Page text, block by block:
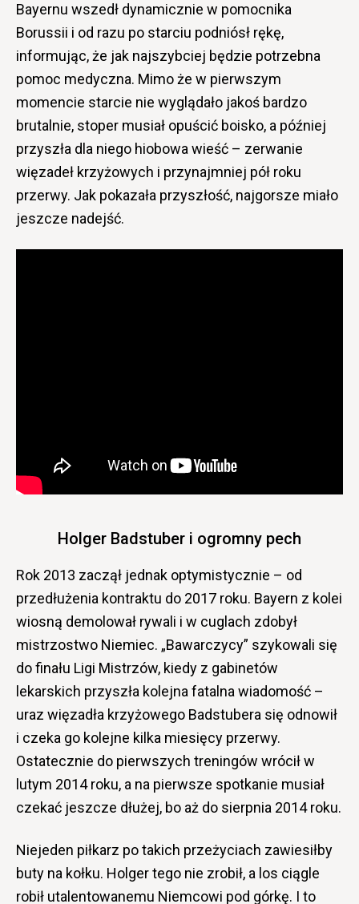
Bayernu wszedł dynamicznie w pomocnika
Borussii i od razu po starciu podniósł rękę,
informując, że jak najszybciej będzie potrzebna
pomoc medyczna. Mimo że w pierwszym
momencie starcie nie wyglądało jakoś bardzo
brutalnie, stoper musiał opuścić boisko, a później
przyszła dla niego hiobowa wieść – zerwanie
więzadeł krzyżowych i przynajmniej pół roku
przerwy. Jak pokazała przyszłość, najgorsze miało
jeszcze nadejść.
Holger Badstuber i ogromny pech
Rok 2013 zaczął jednak optymistycznie – od
przedłużenia kontraktu do 2017 roku. Bayern z kolei
wiosną demolował rywali i w cuglach zdobył
mistrzostwo Niemiec. „Bawarczycy” szykowali się
do finału Ligi Mistrzów, kiedy z gabinetów
lekarskich przyszła kolejna fatalna wiadomość –
uraz więzadła krzyżowego Badstubera się odnowił
i czeka go kolejne kilka miesięcy przerwy.
Ostatecznie do pierwszych treningów wrócił w
lutym 2014 roku, a na pierwsze spotkanie musiał
czekać jeszcze dłużej, bo aż do sierpnia 2014 roku.
Niejeden piłkarz po takich przeżyciach zawiesiłby
buty na kołku. Holger tego nie zrobił, a los ciągle
robił utalentowanemu Niemcowi pod górkę. I to